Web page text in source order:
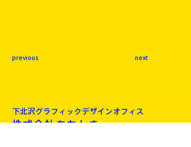
previous next
下北沢​グラフィックデザインオフィス
株式会社あおとき